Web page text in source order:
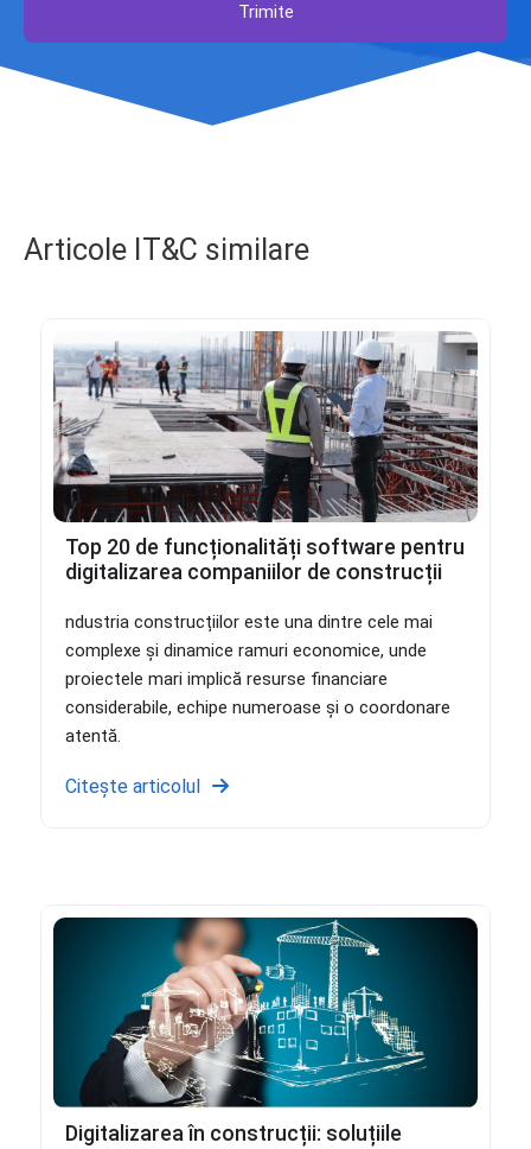
Trimite
Articole IT&C similare
Top 20 de funcționalități software pentru
digitalizarea companiilor de construcții
ndustria construcțiilor este una dintre cele mai
complexe și dinamice ramuri economice, unde
proiectele mari implică resurse financiare
considerabile, echipe numeroase și o coordonare
atentă.
Citește articolul
Digitalizarea în construcții: soluțiile